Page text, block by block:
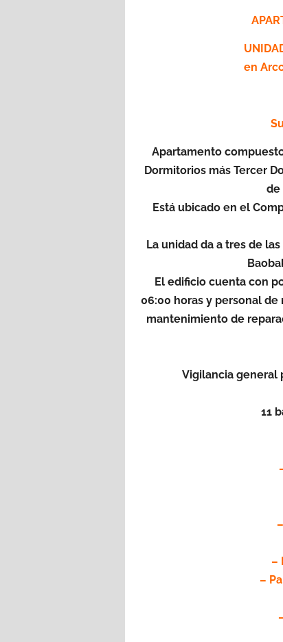
en
Apartamento
Dormitorios más Tercer
de
Está ubicado en el
La unidad da a tres de
El edificio cuenta con
06:00 horas y personal
mantenimiento de
Vigilancia general
11
–
–